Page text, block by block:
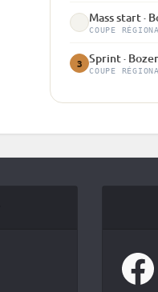
Mass start ·
COUPE
3 Sprint ·
COUPE